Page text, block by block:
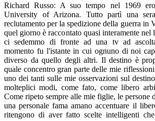
Richard Russo: A suo tempo nel 1969
University of Arizona. Tutto partì una
reclutamento per la spedizione della guerra in
quel giorno è raccontato quasi interamente
ci sedemmo di fronte ad una tv ad
momento fu l'istante in cui ognuno di noi
diverso da quello degli altri. Il destino è
quale concentro gran parte delle mie
uno dei tanti sulle mie osservazioni sul
molteplici modi, come fato, come libero
Come ripeto sempre alle mie figlie, le persone
una personale fama amano accentuare il
ritengono di aver fatto scelte intelligenti